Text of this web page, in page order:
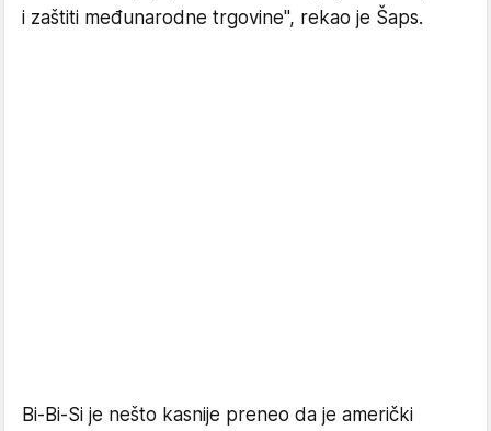
i zaštiti međunarodne trgovine", rekao je Šaps.
Bi-Bi-Si je nešto kasnije preneo da je američki